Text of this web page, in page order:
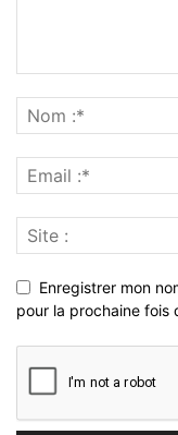
Enregistrer mon
pour la prochaine fois